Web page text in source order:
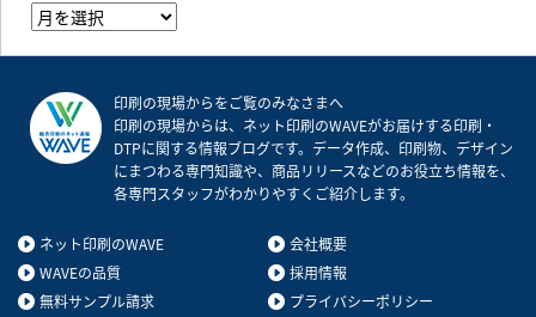
ア
ー
カ
ブ
印刷の現場からをご覧のみなさまへ
印刷の現場からは、ネット印刷のWAVEがお届けする印刷・
DTPに関する情報ブログです。データ作成、印刷物、デザイン
にまつわる専門知識や、商品リリースなどのお役立ち情報を、
各専門スタッフがわかりやすくご紹介します。
ネット印刷のWAVE
WAVEの品質
無料サンプル請求
会社概要
採用情報
プライバシーポリシー